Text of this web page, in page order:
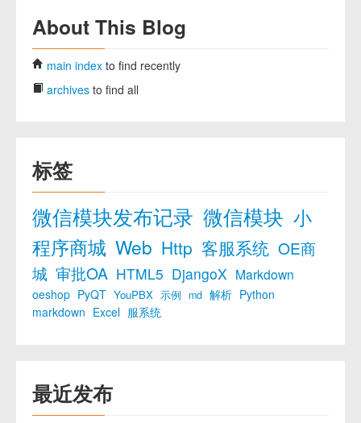
About This Blog
main index to find recently
archives to find all
标签
微信模块发布记录 微信模块 小
程序商城 Web Http 客服系统 OE商
城 审批OA HTML5 DjangoX Markdown
oeshop PyQT YouPBX 示例 md 解析 Python
markdown Excel 服系统
最近发布